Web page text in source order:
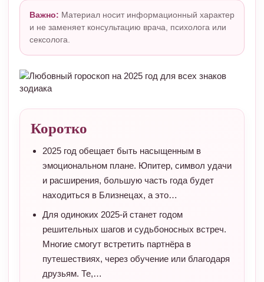
Важно: Материал носит информационный характер
и не заменяет консультацию врача, психолога или
сексолога.
Коротко
2025 год обещает быть насыщенным в
эмоциональном плане. Юпитер, символ удачи
и расширения, большую часть года будет
находиться в Близнецах, а это…
Для одиноких 2025-й станет годом
решительных шагов и судьбоносных встреч.
Многие смогут встретить партнёра в
путешествиях, через обучение или благодаря
друзьям. Те,…